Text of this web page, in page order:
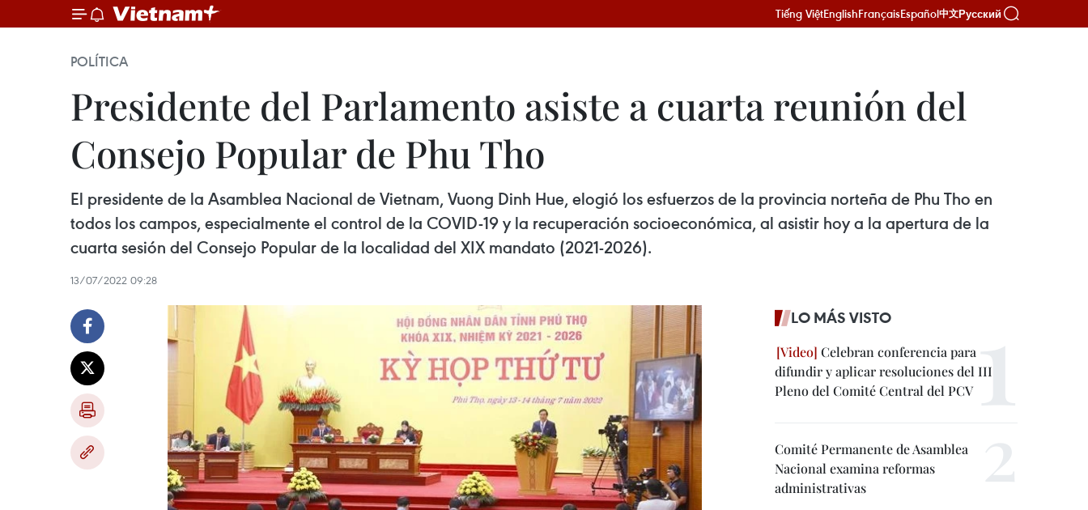
Tiếng ViệtEnglishFrançaisEspañol中文Русский
POLÍTICA
Presidente del Parlamento asiste a cuarta reunión del
Consejo Popular de Phu Tho
El presidente de la Asamblea Nacional de Vietnam, Vuong Dinh Hue, elogió los esfuerzos de la provincia norteña de Phu Tho en
todos los campos, especialmente el control de la COVID-19 y la recuperación socioeconómica, al asistir hoy a la apertura de la
cuarta sesión del Consejo Popular de la localidad del XIX mandato (2021-2026).
13/07/2022 09:28
LO MÁS VISTO
Celebran conferencia para
difundir y aplicar resoluciones del III
Pleno del Comité Central del PCV
Comité Permanente de Asamblea
Nacional examina reformas
administrativas